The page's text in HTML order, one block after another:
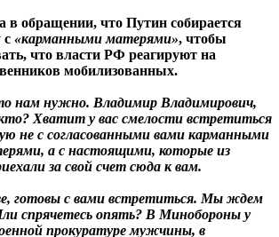
в обращении, что Путин собирается
с «карманными матерями», чтобы
что власти РФ реагируют на
мобилизованных.
нам нужно. Владимир Владимирович,
Хватит у вас смелости встретиться
не с согласованными вами карманными
а с настоящими, которые из
за свой счет сюда к вам.
готовы с вами встретиться. Мы ждем
спрячетесь опять? В Минобороны у
прокуратуре мужчины, в